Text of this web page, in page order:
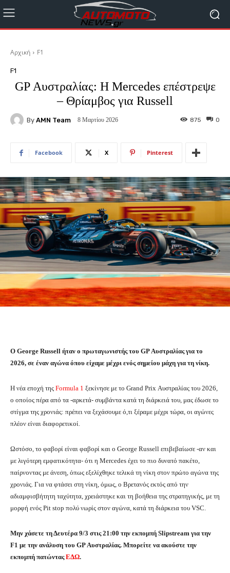
Αρχική F1
F1
GP Αυστραλίας: Η Mercedes επέστρεψε
– Θρίαμβος για Russell
By AMN Team 8 Μαρτίου 2026 0
875
Facebook X Pinterest
O George Russell ήταν ο πρωταγωνιστής του GP Αυστραλίας για το
2026, σε έναν αγώνα όπου είχαμε μέχρι ενός σημείου μάχη για τη νίκη.
Η νέα εποχή της Formula 1 ξεκίνησε με το Grand Prix Αυστραλίας του 2026,
ο οποίος πέρα από τα -αρκετά- συμβάντα κατά τη διάρκειά του, μας έδωσε το
στίγμα της χρονιάς: πρέπει να ξεχάσουμε ό,τι ξέραμε μέχρι τώρα, οι αγώνες
πλέον είναι διαφορετικοί.
Ωστόσο, το φαβορί είναι φαβορί και ο George Russell επιβεβαίωσε -αν και
με λιγότερη εμφατικότητα- ότι η Mercedes έχει το πιο δυνατό πακέτο,
παίρνοντας με άνεση, όπως εξελίχθηκε τελικά τη νίκη στον πρώτο αγώνα της
χρονιάς. Για να φτάσει στη νίκη, όμως, ο Βρετανός εκτός από την
αδιαμφισβήτητη ταχύτητα, χρειάστηκε και τη βοήθεια της στρατηγικής, με τη
μορφή ενός Pit stop πολύ νωρίς στον αγώνα, κατά τη διάρκεια του VSC.
Μην χάσετε τη Δευτέρα 9/3 στις 21:00 την εκπομπή Slipstream για την
F1 με την ανάλυση του GP Αυστραλίας. Μπορείτε να ακούστε την
εκπομπή πατώνταςΕΔΩ.